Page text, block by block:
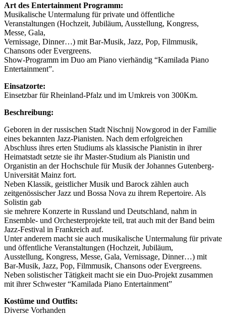
Art des Entertainment Programm:
Musikalische Untermalung für private und öffentliche
Veranstaltungen (Hochzeit, Jubiläum, Ausstellung, Kongress,
Messe, Gala,
Vernissage, Dinner…) mit Bar-Musik, Jazz, Pop, Filmmusik,
Chansons oder Evergreens.
Show-Programm im Duo am Piano vierhändig “Kamilada Piano
Entertainment”.
Einsatzorte:
Einsetzbar für Rheinland-Pfalz und im Umkreis von 300Km.
Beschreibung:
Geboren in der russischen Stadt Nischnij Nowgorod in der Familie
eines bekannten Jazz-Pianisten. Nach dem erfolgreichen
Abschluss ihres erten Studiums als klassische Pianistin in ihrer
Heimatstadt setzte sie ihr Master-Studium als Pianistin und
Organistin an der Hochschule für Musik der Johannes Gutenberg-
Universität Mainz fort.
Neben Klassik, geistlicher Musik und Barock zählen auch
zeitgenössischer Jazz und Bossa Nova zu ihrem Repertoire. Als
Solistin gab
sie mehrere Konzerte in Russland und Deutschland, nahm in
Ensemble- und Orchesterprojekte teil, trat auch mit der Band beim
Jazz-Festival in Frankreich auf.
Unter anderem macht sie auch musikalische Untermalung für private
und öffentliche Veranstaltungen (Hochzeit, Jubiläum,
Ausstellung, Kongress, Messe, Gala, Vernissage, Dinner…) mit
Bar-Musik, Jazz, Pop, Filmmusik, Chansons oder Evergreens.
Neben solistischer Tätigkeit macht sie ein Duo-Projekt zusammen
mit ihrer Schwester “Kamilada Piano Entertainment”
Kostüme und Outfits:
Diverse Vorhanden